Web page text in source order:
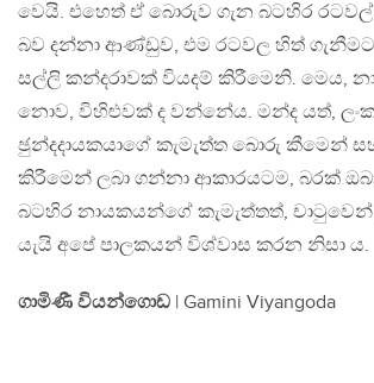
වෙයි. එහෙත් ඒ බොරුව ගැන බටහිර
බව දන්නා ආණ්ඩුව, එම රටවල හිත්
සල්ලි කන්දරාවක් වියදම් කිරීමෙනි. මෙය,
නොව, විහිළුවක් ද වන්නේය. මන්ද යත්,
ඡුන්දදායකයාගේ කැමැත්ත බොරු කීමෙන්
කිරීමෙන් ලබා ගන්නා ආකාරයටම, බරක්
බටහිර නායකයන්ගේ කැමැත්තත්, චාටුවෙන්
යැයි අපේ පාලකයන් විශ්වාස කරන නිසා ය.
ගාමිණී වියන්ගොඩ | Gamini Viyangoda